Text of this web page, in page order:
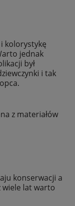
kolorystykę
jednak
był
i tak
z materiałów
konserwacji a
wiele lat warto